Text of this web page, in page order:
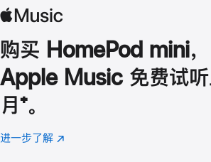
购买 HomePod mini，
Apple Music 免费试
月 脚
注
⁺。
进一步了解 Apple
(在